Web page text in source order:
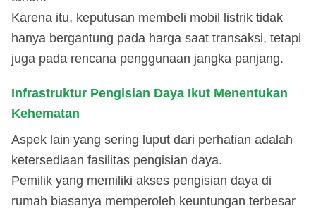
Karena itu, keputusan membeli mobil listrik tidak
hanya bergantung pada harga saat transaksi, tetapi
juga pada rencana penggunaan jangka panjang.
Infrastruktur Pengisian Daya Ikut Menentukan
Kehematan
Aspek lain yang sering luput dari perhatian adalah
ketersediaan fasilitas pengisian daya.
Pemilik yang memiliki akses pengisian daya di
rumah biasanya memperoleh keuntungan terbesar